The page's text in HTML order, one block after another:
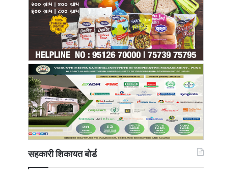
सहकारी शिकायत बोर्ड